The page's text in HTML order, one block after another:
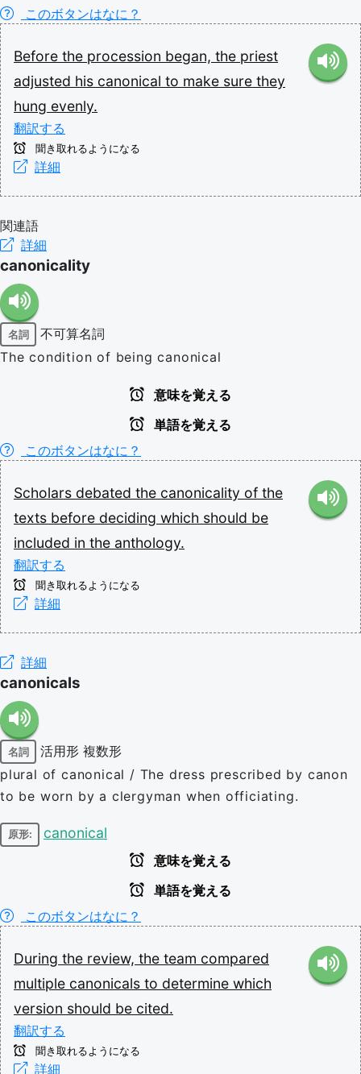
このボタンはなに？
Before the procession began, the priest
adjusted his canonical to make sure they
hung evenly.
翻訳する
聞き取れるようになる
詳細
関連語
詳細
canonicality
名詞
不可算名詞
The condition of being canonical
意味を覚える
単語を覚える
このボタンはなに？
Scholars debated the canonicality of the
texts before deciding which should be
included in the anthology.
翻訳する
聞き取れるようになる
詳細
詳細
canonicals
名詞 活用形 複数形
plural of canonical / The dress prescribed by canon
to be worn by a clergyman when officiating.
原形: canonical
意味を覚える
単語を覚える
このボタンはなに？
During the review, the team compared
multiple canonicals to determine which
version should be cited.
翻訳する
聞き取れるようになる
詳細